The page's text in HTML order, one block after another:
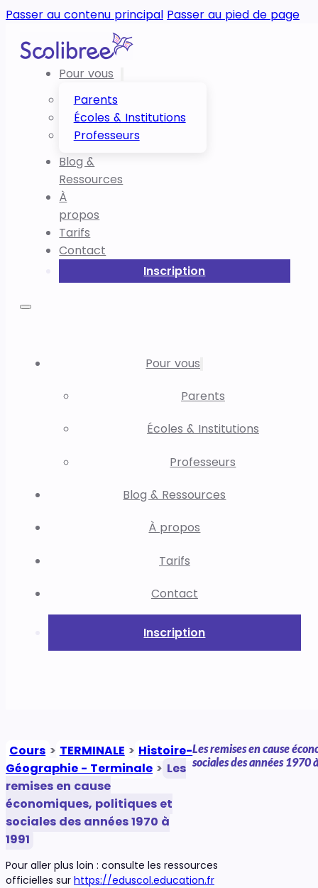
Passer au contenu principal Passer au pied de page
Pour vous
Parents
Écoles & Institutions
Professeurs
Blog &
Ressources
À
propos
Tarifs
Contact
Inscription
Pour vous
Parents
Écoles & Institutions
Professeurs
Blog & Ressources
À propos
Tarifs
Contact
Inscription
Cours > TERMINALE > Histoire-
Géographie - Terminale > Les
remises en cause
économiques, politiques et
sociales des années 1970 à
1991
Les remises en cause
sociales des années 1970
Pour aller plus loin : consulte les ressources
officielles sur https://eduscol.education.fr